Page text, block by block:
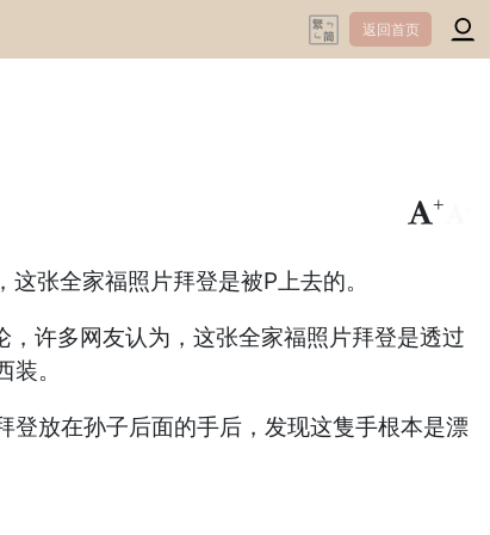
返回首页
+
张全家福照片拜登是被P上去的。
许多网友认为，这张全家福照片拜登是透过
。
登放在孙子后面的手后，发现这隻手根本是漂